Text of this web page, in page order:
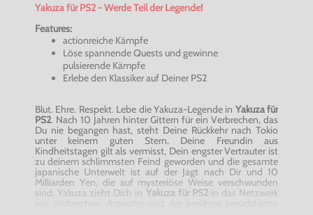
Yakuza für PS2 - Werde Teil der Legende!
Features:
actionreiche Kämpfe
Löse spannende Quests und gewinne
pulsierende Kämpfe
Erlebe den Klassiker auf Deiner PS2
Blut. Ehre. Respekt. Lebe die Yakuza-Legende in Yakuza für
PS2. Nach 10 Jahren hinter Gittern für ein Verbrechen, das
Du nie begangen hast, steht Deine Rückkehr nach Tokio
unter keinem guten Stern. Deine Freundin aus
Kindheitstagen gilt als vermisst, Dein engster Vertrauter ist
zu deinem schlimmsten Feind geworden und die gesamte
japanische Unterwelt ist auf der Jagt nach Dir und 10
Milliarden Yen, die auf mysteriöse Weise verschwunden
sind. Yakuza zieht Dich in Yakuza für PS2 in das Netzwerk